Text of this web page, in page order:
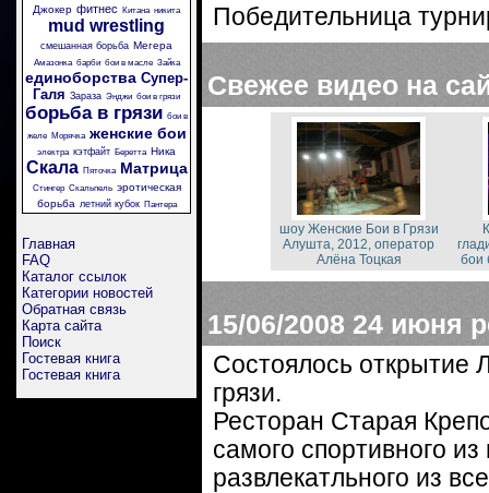
Джокер фитнес Китана никита
mud wrestling
смешанная борьба Мегера
Амазонка барби бои в масле Зайка
единоборства Супер-
Галя Зараза Энджи бои в грязи
борьба в грязи бои в
желе
Морячка женские бои
электра кэтфайт Беретта Ника
Скала Пяточка Матрица
Стингер Скальпель эротическая
борьба летний кубок Пантера
Главная
FAQ
Каталог ссылок
Категории новостей
Обратная связь
Карта сайта
Поиск
Гостевая книга
Гостевая книга
Победительница
Свежее видео на
шоу Женские Бои в Грязи
Алушта, 2012, оператор
Алёна Тоцкая
бои
15/06/2008 24 июня
Состоялось открытие
грязи.
Ресторан Старая
самого спортивного
развлекатльного из